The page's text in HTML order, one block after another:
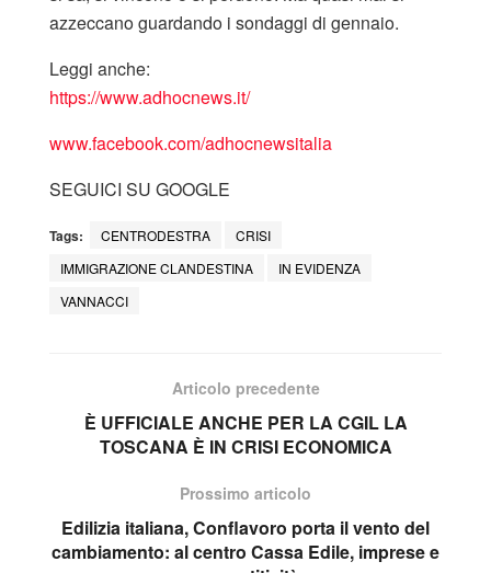
azzeccano guardando i sondaggi di gennaio.
Leggi anche:
https://www.adhocnews.it/
www.facebook.com/adhocnewsitalia
SEGUICI SU GOOGLE
Tags: CENTRODESTRA
CRISI
IMMIGRAZIONE CLANDESTINA
IN EVIDENZA
VANNACCI
Articolo precedente
È UFFICIALE ANCHE PER LA CGIL LA
TOSCANA È IN CRISI ECONOMICA
Prossimo articolo
Edilizia italiana, Conflavoro porta il vento del
cambiamento: al centro Cassa Edile, imprese e